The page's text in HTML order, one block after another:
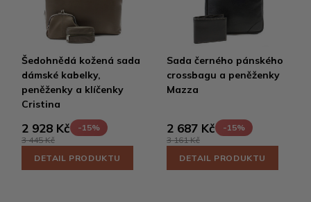
Šedohnědá kožená sada
dámské kabelky,
peněženky a klíčenky
Cristina
2 928 Kč
-15%
3 445 Kč
DETAIL PRODUKTU
Sada černého pánského
crossbagu a peněženky
Mazza
2 687 Kč
-15%
3 161 Kč
DETAIL PRODUKTU